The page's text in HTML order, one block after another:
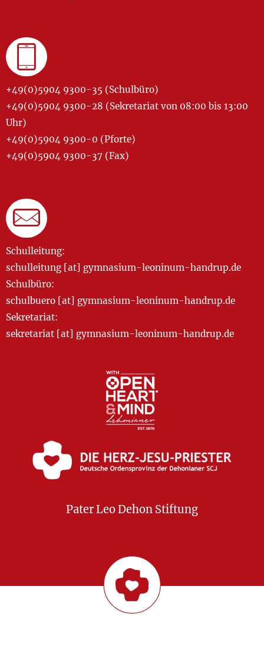
+49(0)5904 9300-35 (Schulbüro)
+49(0)5904 9300-28 (Sekretariat von 08:00 bis 13:00
Uhr)
+49(0)5904 9300-0 (Pforte)
+49(0)5904 9300-37 (Fax)
Schulleitung:
schulleitung [at] gymnasium-leoninum-handrup.de
Schulbüro:
schulbuero [at] gymnasium-leoninum-handrup.de
Sekretariat:
sekretariat [at] gymnasium-leoninum-handrup.de
Pater Leo Dehon Stiftung